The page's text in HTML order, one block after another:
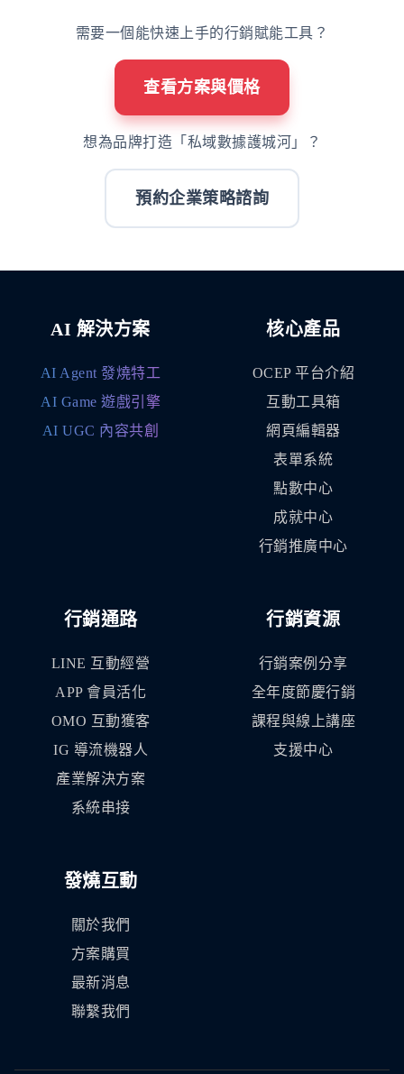
需要一個能快速上手的行銷賦能工具？
查看方案與價格
想為品牌打造「私域數據護城河」？
預約企業策略諮詢
AI 解決方案
AI Agent 發燒特工
AI Game 遊戲引擎
AI UGC 內容共創
核心產品
OCEP 平台介紹
互動工具箱
網頁編輯器
表單系統
點數中心
成就中心
行銷推廣中心
行銷通路
LINE 互動經營
APP 會員活化
OMO 互動獲客
IG 導流機器人
產業解決方案
系統串接
行銷資源
行銷案例分享
全年度節慶行銷
課程與線上講座
支援中心
發燒互動
關於我們
方案購買
最新消息
聯繫我們